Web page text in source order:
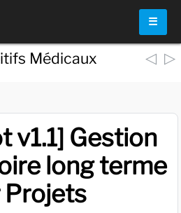
☰
Médicaux ◁ ▷
v1.1] Gestion
long terme
Projets